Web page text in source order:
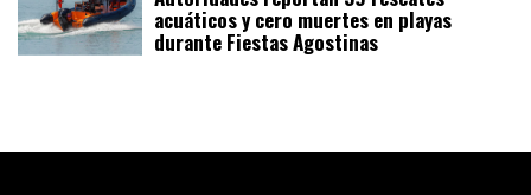
acuáticos y cero muertes en playas
durante Fiestas Agostinas